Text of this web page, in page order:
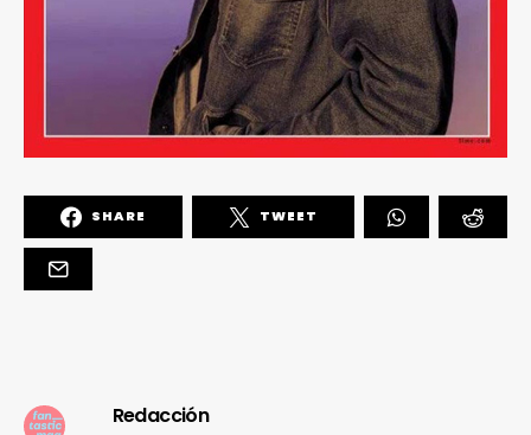
SHARE TWEET
Redacción